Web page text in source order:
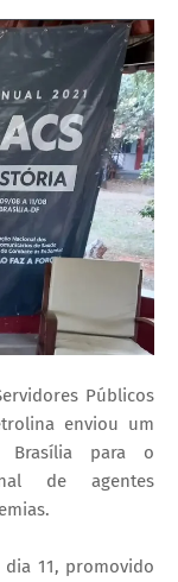
Públicos
enviou um
Brasília para o
de agentes
11, promovido